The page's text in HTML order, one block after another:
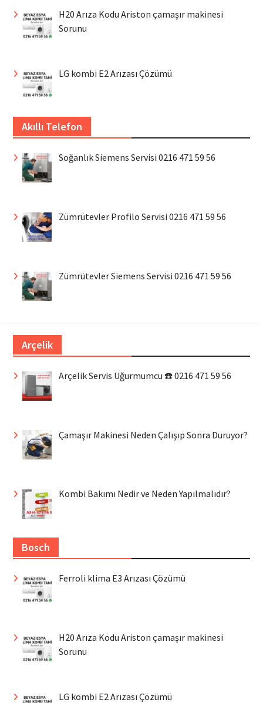
H20 Arıza Kodu Ariston çamaşır makinesi
Sorunu
LG kombi E2 Arızası Çözümü
Akıllı Telefon
Soğanlık Siemens Servisi 0216 471 59 56
Zümrütevler Profilo Servisi 0216 471 59 56
Zümrütevler Siemens Servisi 0216 471 59 56
Arçelik
Arçelik Servis Uğurmumcu ☎️ 0216 471 59 56
Çamaşır Makinesi Neden Çalışıp Sonra Duruyor?
Kombi Bakımı Nedir ve Neden Yapılmalıdır?
Bosch
Ferroli klima E3 Arızası Çözümü
H20 Arıza Kodu Ariston çamaşır makinesi
Sorunu
LG kombi E2 Arızası Çözümü